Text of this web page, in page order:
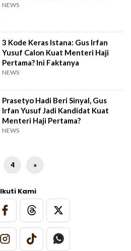
NEWS
3 Kode Keras Istana: Gus Irfan
Yusuf Calon Kuat Menteri Haji
Pertama? Ini Faktanya
NEWS
Prasetyo Hadi Beri Sinyal, Gus
Irfan Yusuf Jadi Kandidat Kuat
Menteri Haji Pertama?
NEWS
4 »
Ikuti Kami